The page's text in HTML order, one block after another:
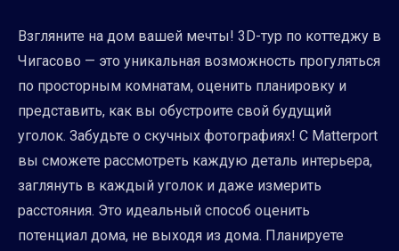
Взгляните на дом вашей мечты! 3D-тур по коттеджу в
Чигасово — это уникальная возможность прогуляться
по просторным комнатам, оценить планировку и
представить, как вы обустроите свой будущий
уголок. Забудьте о скучных фотографиях! С Matterport
вы сможете рассмотреть каждую деталь интерьера,
заглянуть в каждый уголок и даже измерить
расстояния. Это идеальный способ оценить
потенциал дома, не выходя из дома. Планируете